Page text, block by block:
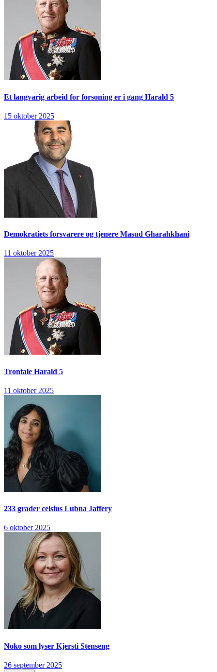
Et langvarig arbeid for forsoning er i gang Harald 5
15 oktober 2025
Demokratiets forsvarere og tjenere Masud Gharahkhani
11 oktober 2025
Trontale Harald 5
11 oktober 2025
233 grader celsius Lubna Jaffery
6 oktober 2025
Noko som lyser Kjersti Stenseng
26 september 2025